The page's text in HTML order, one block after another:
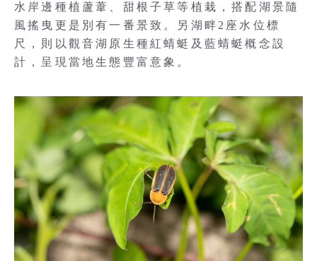
水岸邊種植蘆葦、甜根子草等植栽，搭配湖景隨
風搖曳更是別有一番景致。另湖畔2座水位標
尺，則以觀音湖原生種紅蜻蜓及藍蜻蜓概念設
計，呈現當地生態豐富意象。